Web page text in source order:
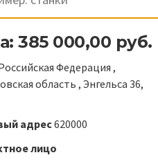
385 000,00 руб.
Федерация ,
область , Энгельса 36,
адрес620000
лицо